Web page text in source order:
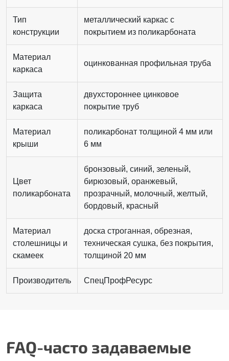
Тип
конструкции
металлический каркас с
покрытием из поликарбоната
Материал
каркаса
оцинкованная профильная труба
Защита
каркаса
двухстороннее цинковое
покрытие труб
Материал
крыши
поликарбонат толщиной 4 мм или
6 мм
Цвет
поликарбоната
бронзовый, синий, зеленый,
бирюзовый, оранжевый,
прозрачный, молочный, желтый,
бордовый, красный
Материал
столешницы и
скамеек
доска строганная, обрезная,
техническая сушка, без покрытия,
толщиной 20 мм
Производитель СпецПрофРесурс
FAQ-часто задаваемые